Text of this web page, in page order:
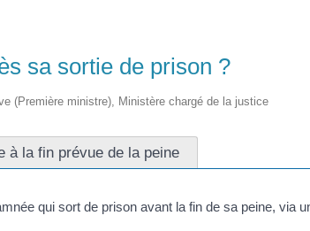
sa sortie de prison ?
(Première ministre), Ministère chargé de la justice
à la fin prévue de la peine
qui sort de prison avant la fin de sa peine, via